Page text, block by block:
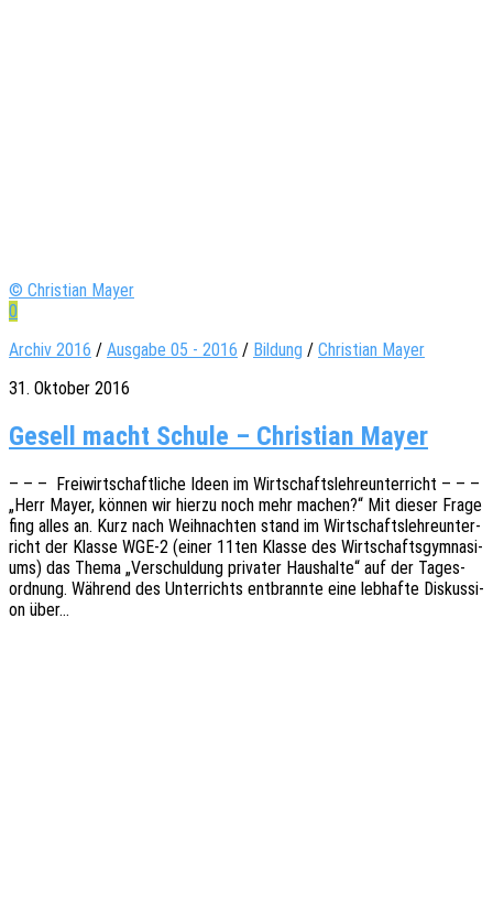
© Christian Mayer
0
Archiv 2016 / Ausgabe 05 - 2016 / Bildung / Christian Mayer
31. Oktober 2016
Gesell macht Schule – Christian Mayer
– – – Frei­wirt­schaft­li­che Ideen im Wirt­schafts­leh­re­un­ter­richt – – –
„Herr Mayer, können wir hierzu noch mehr machen?“ Mit dieser Frage
fing alles an. Kurz nach Weih­nach­ten stand im Wirt­schafts­leh­re­un­ter­
richt der Klasse WGE‑2 (einer 11ten Klasse des Wirt­schafts­gym­na­si­
ums) das Thema „Verschul­dung priva­ter Haus­hal­te“ auf der Tages­
ord­nung. Während des Unter­richts entbrann­te eine lebhaf­te Diskus­si­
on über…